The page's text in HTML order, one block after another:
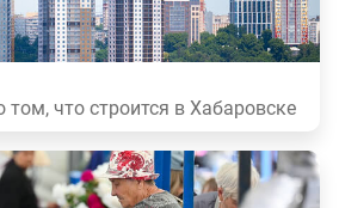
что строится в Хабаровске